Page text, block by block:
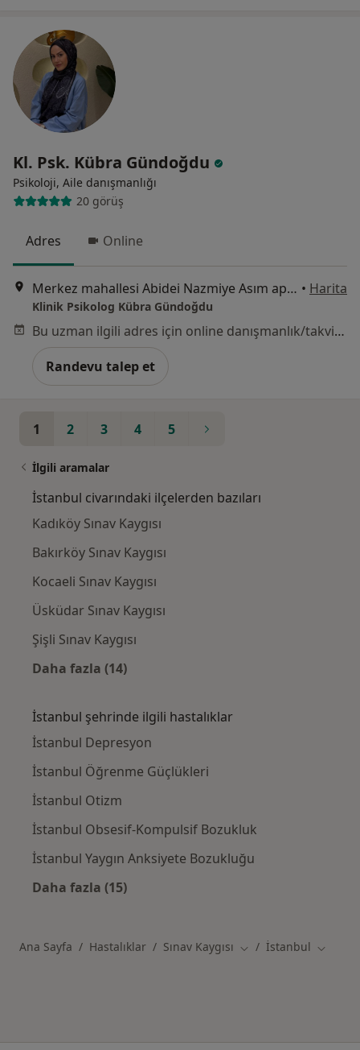
Kl. Psk. Kübra Gündoğdu
Psikoloji, Aile danışmanlığı
20 görüş
Adres Online
Merkez mahallesi Abidei Nazmiye Asım apartmanı Bina no:89 daire:1, İstanbul • Harita
Klinik Psikolog Kübra Gündoğdu
Bu uzman ilgili adres için online danışmanlık/takvim sunmuyor.
Randevu talep et
1 2 3 4 5
İlgili aramalar
İstanbul civarındaki ilçelerden bazıları
Kadıköy Sınav Kaygısı
Bakırköy Sınav Kaygısı
Kocaeli Sınav Kaygısı
Üsküdar Sınav Kaygısı
Şişli Sınav Kaygısı
Daha fazla (14)
İstanbul şehrinde ilgili hastalıklar
İstanbul Depresyon
İstanbul Öğrenme Güçlükleri
İstanbul Otizm
İstanbul Obsesif-Kompulsif Bozukluk
İstanbul Yaygın Anksiyete Bozukluğu
Daha fazla (15)
Ana Sayfa Hastalıklar Sınav Kaygısı Şehir değiştir
İstanbul Şehir